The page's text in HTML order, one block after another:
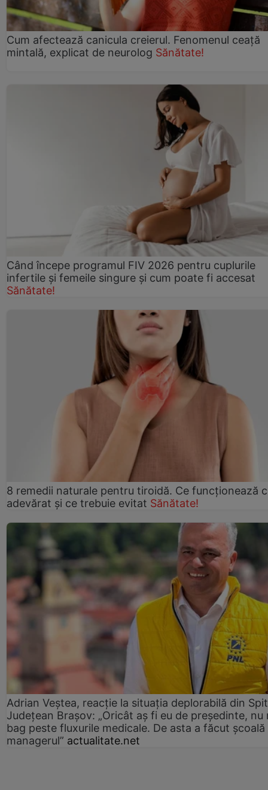
Cum afectează canicula creierul. Fenomenul ceață
mintală, explicat de neurolog Sănătate!
Când începe programul FIV 2026 pentru cuplurile
infertile şi femeile singure şi cum poate fi accesat
Sănătate!
8 remedii naturale pentru tiroidă. Ce funcționează
adevărat și ce trebuie evitat Sănătate!
Adrian Veștea, reacție la situația deplorabilă din
Județean Brașov: „Oricât aș fi eu de președinte, nu
bag peste fluxurile medicale. De asta a făcut școală
managerul” actualitate.net